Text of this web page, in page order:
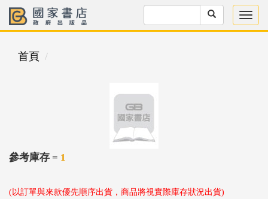
首頁
參考庫存 = 1
(以訂單與來款優先順序出貨，商品將視實際庫存狀況出貨)